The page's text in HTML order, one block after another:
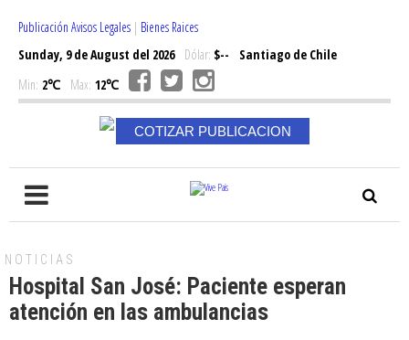
Publicación Avisos Legales | Bienes Raices
Sunday, 9 de August del 2026Dólar: $--
Santiago de Chile
Min: 2℃ Max: 12℃
COTIZAR PUBLICACION
NOTICIAS
Hospital San José: Paciente esperan
atención en las ambulancias